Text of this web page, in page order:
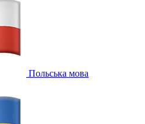
Польська мова